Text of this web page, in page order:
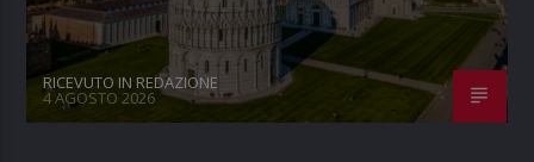
RICEVUTO IN REDAZIONE
4 AGOSTO 2026